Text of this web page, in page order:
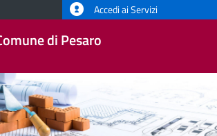
Accedi ai Servizi
di Pesaro